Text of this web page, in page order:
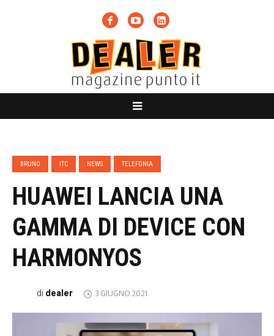
BRUNO ITC NEWS TELEFONIA
HUAWEI LANCIA UNA
GAMMA DI DEVICE CON
HARMONYOS
di dealer 3 GIUGNO 2021